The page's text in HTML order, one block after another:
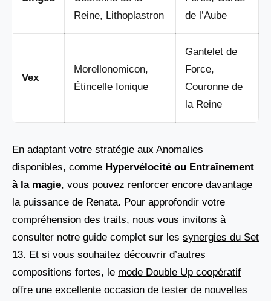
Reine, Lithoplastron
de l’Aube
Vex
Morellonomicon,
Étincelle Ionique
Gantelet de
Force,
Couronne de
la Reine
En adaptant votre stratégie aux Anomalies
disponibles, comme Hypervélocité ou Entraînement
à la magie, vous pouvez renforcer encore davantage
la puissance de Renata. Pour approfondir votre
compréhension des traits, nous vous invitons à
consulter notre guide complet sur les synergies du Set
13. Et si vous souhaitez découvrir d’autres
compositions fortes, le mode Double Up coopératif
offre une excellente occasion de tester de nouvelles